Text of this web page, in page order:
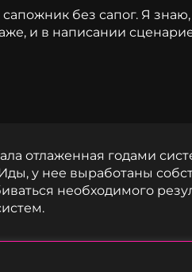
без сапог. Я знаю,
и в написании
отлаженная годами
у нее выработаны
необходимого